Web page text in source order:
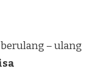
– ulang